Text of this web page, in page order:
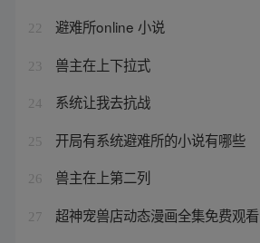
22 避难所online 小说
23 兽主在上下拉式
24 系统让我去抗战
25 开局有系统避难所的小说有哪些
26 兽主在上第二列
27
超神宠兽店动态漫画全集免费观看